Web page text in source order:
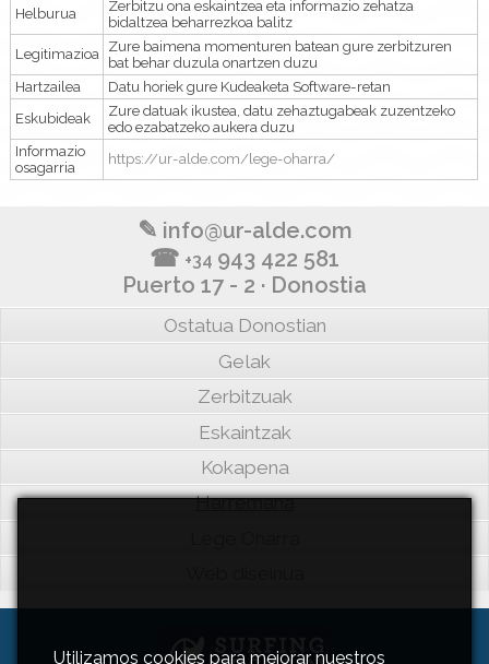
Helburua
Zerbitzu ona eskaintzea eta informazio zehatza
bidaltzea beharrezkoa balitz
Legitimazioa
Zure baimena momenturen batean gure zerbitzuren
bat behar duzula onartzen duzu
Hartzailea
Datu horiek gure Kudeaketa Software-retan
Eskubideak
Zure datuak ikustea, datu zehaztugabeak zuzentzeko
edo ezabatzeko aukera duzu
Informazio
osagarria
https://ur-alde.com/lege-oharra/
✎ info@ur-alde.com
☎ +34 943 422 581
Puerto 17 - 2 · Donostia
Ostatua Donostian
Gelak
Zerbitzuak
Eskaintzak
Kokapena
Harremana
Utilizamos cookies para mejorar nuestros